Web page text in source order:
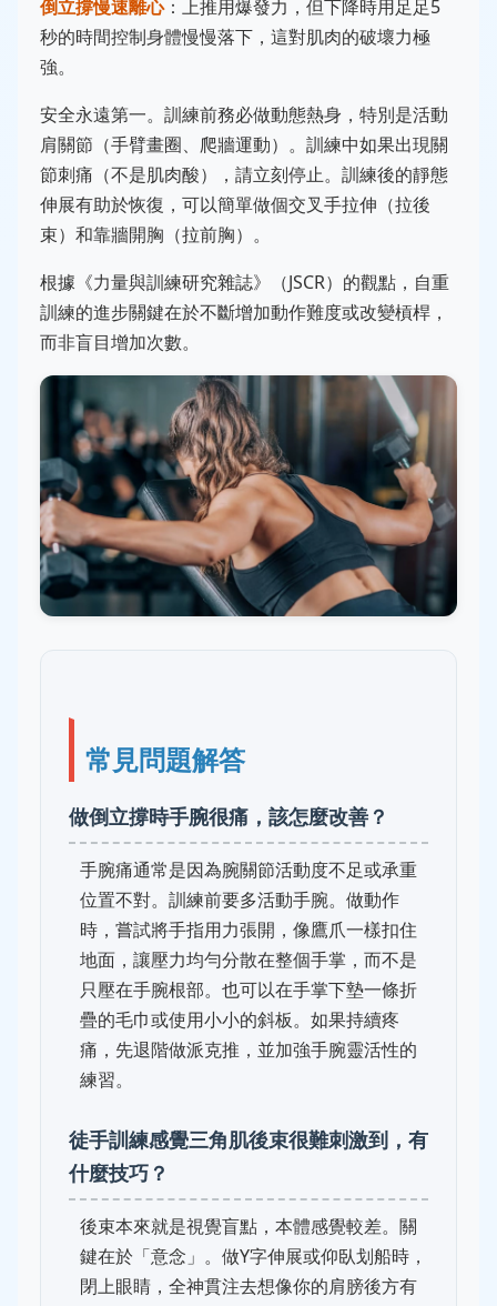
倒立撐慢速離心：上推用爆發力，但下降時用足足5
秒的時間控制身體慢慢落下，這對肌肉的破壞力極
強。
安全永遠第一。訓練前務必做動態熱身，特別是活動
肩關節（手臂畫圈、爬牆運動）。訓練中如果出現關
節刺痛（不是肌肉酸），請立刻停止。訓練後的靜態
伸展有助於恢復，可以簡單做個交叉手拉伸（拉後
束）和靠牆開胸（拉前胸）。
根據《力量與訓練研究雜誌》（JSCR）的觀點，自重
訓練的進步關鍵在於不斷增加動作難度或改變槓桿，
而非盲目增加次數。
常見問題解答
做倒立撐時手腕很痛，該怎麼改善？
手腕痛通常是因為腕關節活動度不足或承重
位置不對。訓練前要多活動手腕。做動作
時，嘗試將手指用力張開，像鷹爪一樣扣住
地面，讓壓力均勻分散在整個手掌，而不是
只壓在手腕根部。也可以在手掌下墊一條折
疊的毛巾或使用小小的斜板。如果持續疼
痛，先退階做派克推，並加強手腕靈活性的
練習。
徒手訓練感覺三角肌後束很難刺激到，有
什麼技巧？
後束本來就是視覺盲點，本體感覺較差。關
鍵在於「意念」。做Y字伸展或仰臥划船時，
閉上眼睛，全神貫注去想像你的肩膀後方有